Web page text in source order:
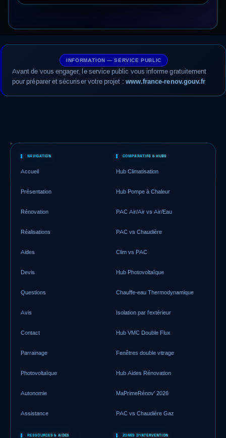
INFORMATION — SERVICE PUBLIC
Avant de vous engager, le service public vous informe gratuitement
pour préparer et sécuriser votre projet : www.france-renov.gouv.fr
NAVIGATION
Accueil
Présentation
Rénovation
Réalisations
Aides
Devis
Questions
Avis
Contact
Parrainage
Photovoltaïque
Autonomie
Assistance
COMPARATIFS & HUBS
Hub Climatisation
Hub Pompe à Chaleur
PAC Air/Air vs Air/Eau
PAC vs Chaudière
Clim vs PAC
Hub Photovoltaïque
Chauffe-eau Thermodynamique
Isolation par l'extérieur
Hub VMC Double Flux
Fenêtres double vitrage
Hub Aides Rénovation
MaPrimeRénov' 2026
PAC vs Chaudière Gaz
RESSOURCES & AIDES ZONES D'INTERVENTION